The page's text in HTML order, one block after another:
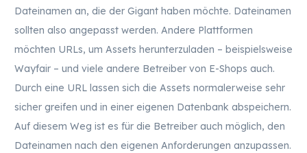
Dateinamen an, die der Gigant haben möchte. Dateinamen
sollten also angepasst werden. Andere Plattformen
möchten URLs, um Assets herunterzuladen – beispielsweise
Wayfair – und viele andere Betreiber von E-Shops auch.
Durch eine URL lassen sich die Assets normalerweise sehr
sicher greifen und in einer eigenen Datenbank abspeichern.
Auf diesem Weg ist es für die Betreiber auch möglich, den
Dateinamen nach den eigenen Anforderungen anzupassen.